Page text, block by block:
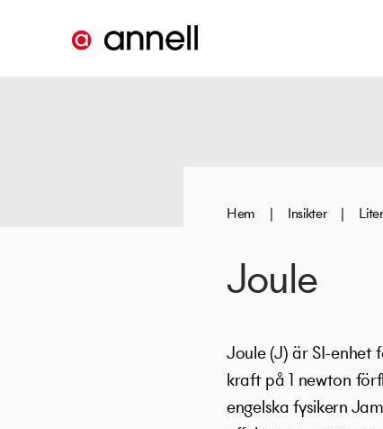
Hem | Insikter |
Joule
Joule (J) är SI-enhet
kraft på 1 newton
engelska fysikern